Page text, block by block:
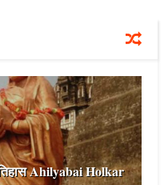
Ahilyabai Holkar